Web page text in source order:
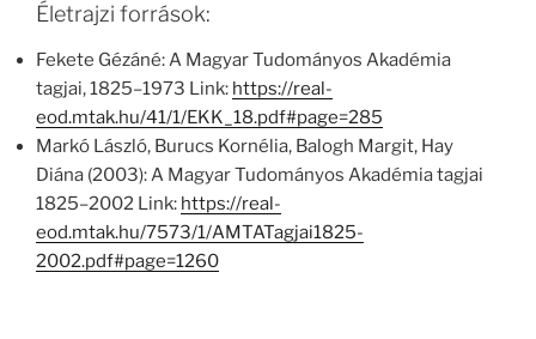
Életrajzi források:
Fekete Gézáné: A Magyar Tudományos Akadémia
tagjai, 1825–1973 Link: https://real-
eod.mtak.hu/41/1/EKK_18.pdf#page=285
Markó László, Burucs Kornélia, Balogh Margit, Hay
Diána (2003): A Magyar Tudományos Akadémia tagjai
1825–2002 Link: https://real-
eod.mtak.hu/7573/1/AMTATagjai1825-
2002.pdf#page=1260